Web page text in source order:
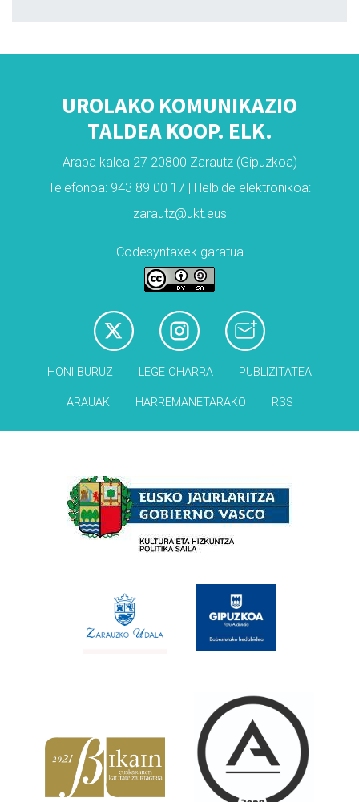
UROLAKO KOMUNIKAZIO
TALDEA KOOP. ELK.
Araba kalea 27 20800 Zarautz (Gipuzkoa)
Telefonoa: 943 89 00 17 | Helbide elektronikoa:
zarautz@ukt.eus
Codesyntaxek garatua
HONI BURUZ LEGE OHARRA PUBLIZITATEA
ARAUAK HARREMANETARAKO RSS